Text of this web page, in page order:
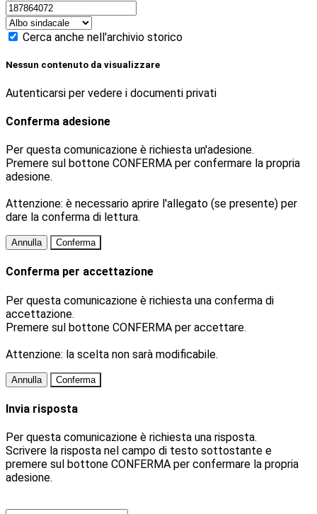
Cerca anche nell'archivio storico
Nessun contenuto da visualizzare
Autenticarsi per vedere i documenti privati
Conferma adesione
Per questa comunicazione è richiesta un'adesione.
Premere sul bottone CONFERMA per confermare la propria
adesione.
Attenzione: è necessario aprire l'allegato (se presente) per
dare la conferma di lettura.
Annulla Conferma
Conferma per accettazione
Per questa comunicazione è richiesta una conferma di
accettazione.
Premere sul bottone CONFERMA per accettare.
Attenzione: la scelta non sarà modificabile.
Annulla Conferma
Invia risposta
Per questa comunicazione è richiesta una risposta.
Scrivere la risposta nel campo di testo sottostante e
premere sul bottone CONFERMA per confermare la propria
adesione.